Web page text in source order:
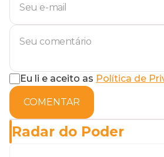
Eu li e aceito as Política de
COMENTAR
Radar do Poder